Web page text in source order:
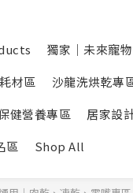
獨家｜未來寵
材區
沙龍洗烘乾專
健營養專區 居家設
區
Shop All